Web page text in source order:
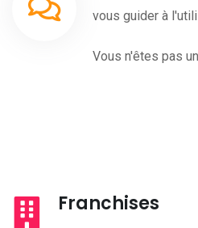
vous guider à
Vous n'êtes pas
Franchises